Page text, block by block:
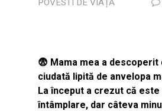
POVESTI DE VIAȚĂ
😨 Mama mea a descoperit
ciudată lipită de anvelopa
La început a crezut că este
întâmplare, dar câteva